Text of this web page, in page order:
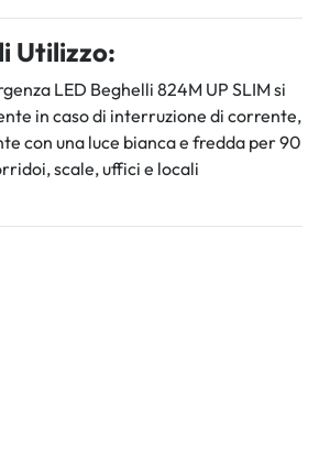
Utilizzo:
LED Beghelli 824M UP SLIM si
in caso di interruzione di corrente,
con una luce bianca e fredda per 90
scale, uffici e locali